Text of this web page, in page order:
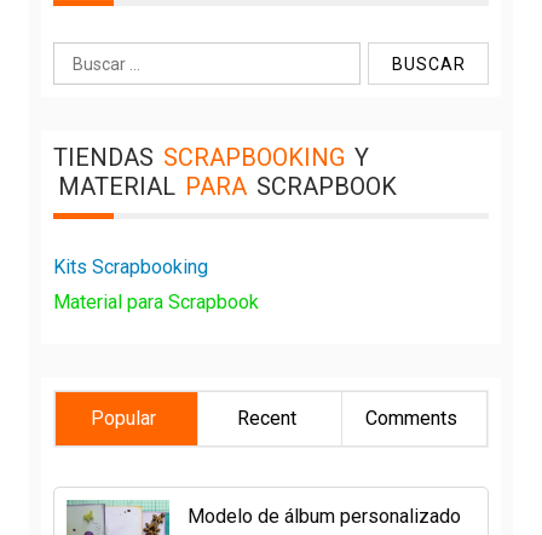
Buscar:
TIENDAS SCRAPBOOKING Y
MATERIAL PARA SCRAPBOOK
Kits Scrapbooking
Material para Scrapbook
Popular Recent Comments
Modelo de álbum personalizado